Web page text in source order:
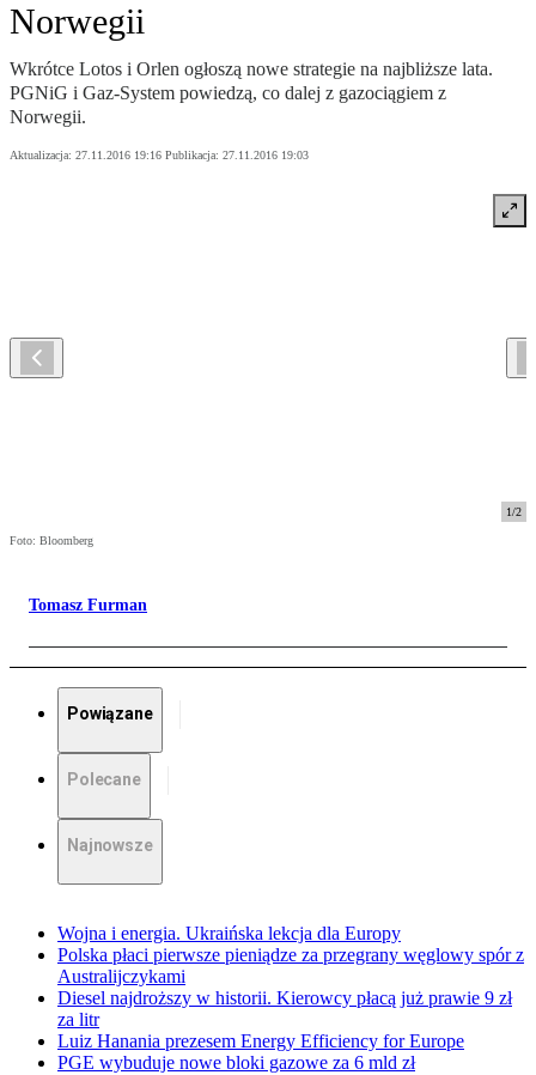
Norwegii
Wkrótce Lotos i Orlen ogłoszą nowe strategie na najbliższe lata.
PGNiG i Gaz-System powiedzą, co dalej z gazociągiem z
Norwegii.
Aktualizacja: 27.11.2016 19:16 Publikacja: 27.11.2016 19:03
1/2
Foto: Bloomberg
Tomasz Furman
Powiązane
Polecane
Najnowsze
Wojna i energia. Ukraińska lekcja dla Europy
Polska płaci pierwsze pieniądze za przegrany węglowy spór z
Australijczykami
Diesel najdroższy w historii. Kierowcy płacą już prawie 9 zł
za litr
Luiz Hanania prezesem Energy Efficiency for Europe
PGE wybuduje nowe bloki gazowe za 6 mld zł